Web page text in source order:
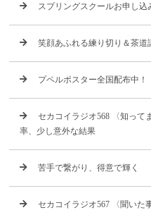
スプリングスクールお申し込
笑顔あふれる練り切り＆茶道
プペルポスター全国配布中！
セカコイラジオ568 〈知って
率、少し意外な結果
苦手で繋がり、得意で輝く
セカコイラジオ567 〈聞いた